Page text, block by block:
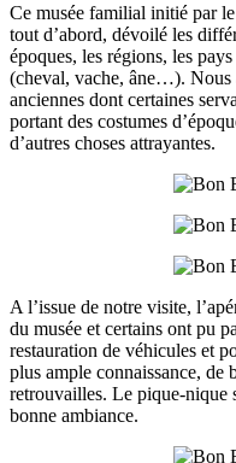
Ce musée familial initié par
tout d’abord, dévoilé les
époques, les régions, les
(cheval, vache, âne…). Nous
anciennes dont certaines
portant des costumes
d’autres choses attrayantes.
A l’issue de notre visite,
du musée et certains ont pu
restauration de véhicules et
plus ample connaissance, de
retrouvailles. Le pique-nique
bonne ambiance.